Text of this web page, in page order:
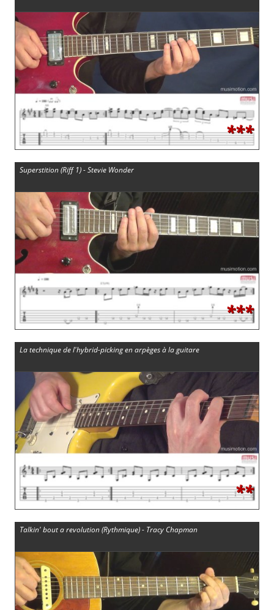
***
Superstition (Riff 1) - Stevie Wonder
***
La technique de l'hybrid-picking en arpèges à la guitare
**
Talkin' bout a revolution (Rythmique) - Tracy Chapman